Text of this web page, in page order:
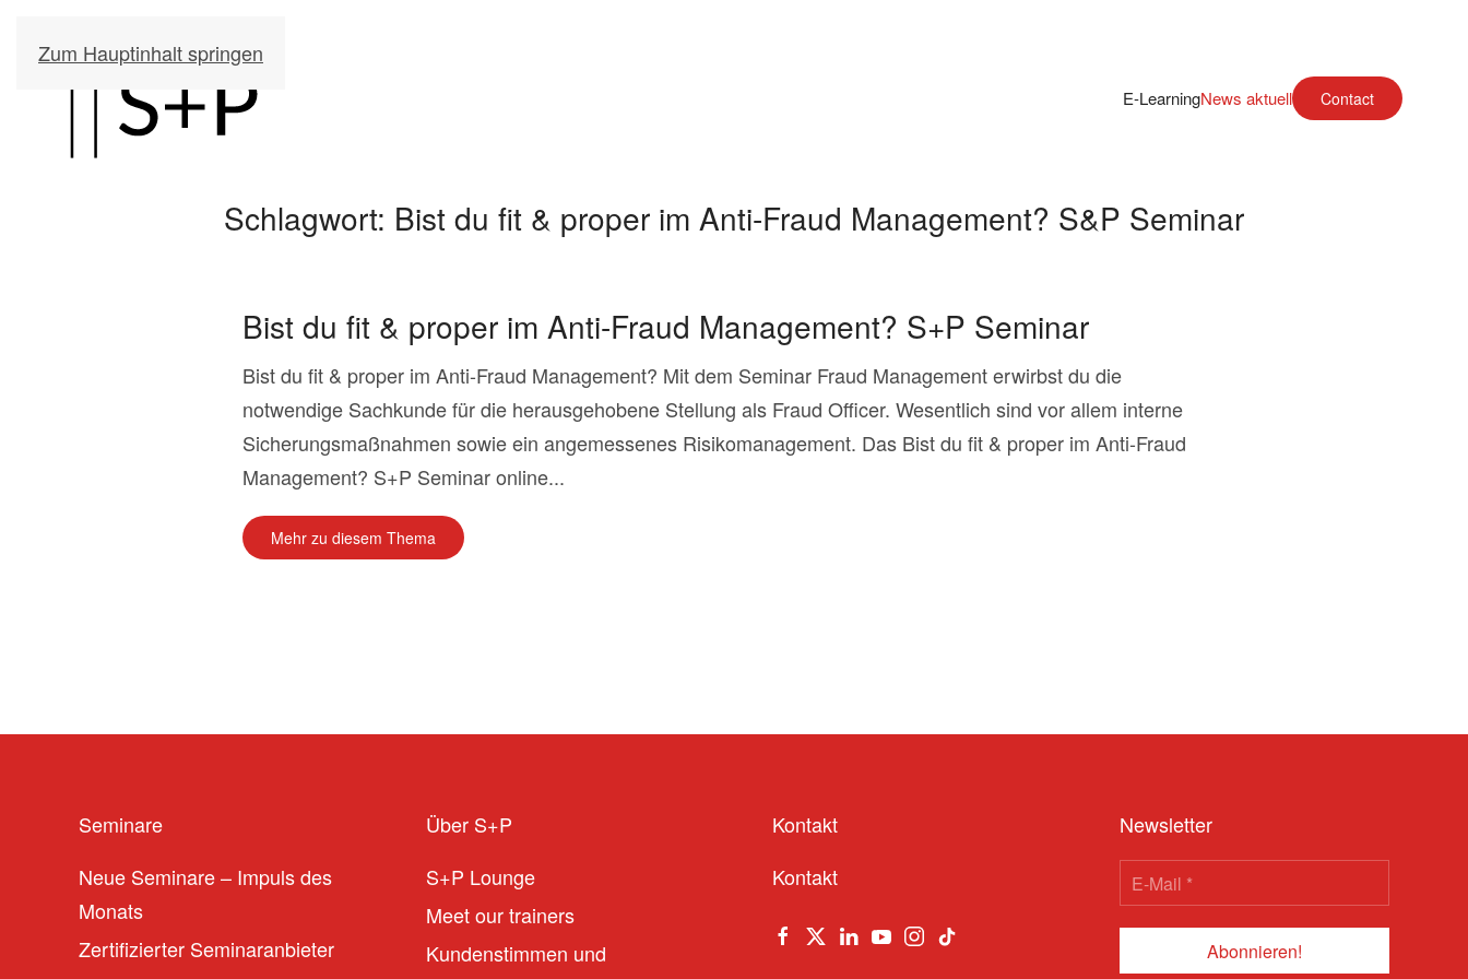
Zum Hauptinhalt springen
E-LearningNews aktuell Contact
Schlagwort: Bist du fit & proper im Anti-Fraud Management? S&P Seminar
Bist du fit & proper im Anti-Fraud Management? S+P Seminar
Bist du fit & proper im Anti-Fraud Management? Mit dem Seminar Fraud Management erwirbst du die
notwendige Sachkunde für die herausgehobene Stellung als Fraud Officer. Wesentlich sind vor allem interne
Sicherungsmaßnahmen sowie ein angemessenes Risikomanagement. Das Bist du fit & proper im Anti-Fraud
Management? S+P Seminar online...
Mehr zu diesem Thema
Seminare
Neue Seminare – Impuls des
Monats
Zertifizierter Seminaranbieter
Über S+P
S+P Lounge
Meet our trainers
Kundenstimmen und
Kontakt
Kontakt
Newsletter